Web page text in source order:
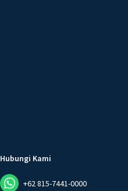
Hubungi Kami
+62 815-7441-0000